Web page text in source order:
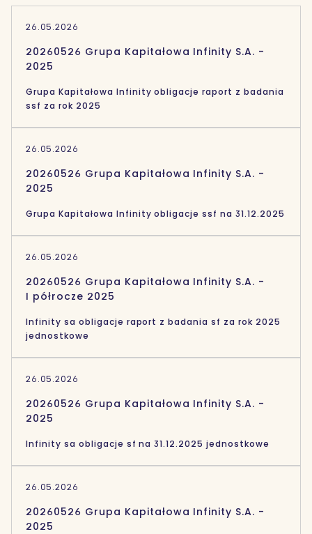
26.05.2026
20260526 Grupa Kapitałowa Infinity S.A. -
2025
Grupa Kapitałowa Infinity obligacje raport z badania
ssf za rok 2025
26.05.2026
20260526 Grupa Kapitałowa Infinity S.A. -
2025
Grupa Kapitałowa Infinity obligacje ssf na 31.12.2025
26.05.2026
20260526 Grupa Kapitałowa Infinity S.A. -
I półrocze 2025
Infinity sa obligacje raport z badania sf za rok 2025
jednostkowe
26.05.2026
20260526 Grupa Kapitałowa Infinity S.A. -
2025
Infinity sa obligacje sf na 31.12.2025 jednostkowe
26.05.2026
20260526 Grupa Kapitałowa Infinity S.A. -
2025